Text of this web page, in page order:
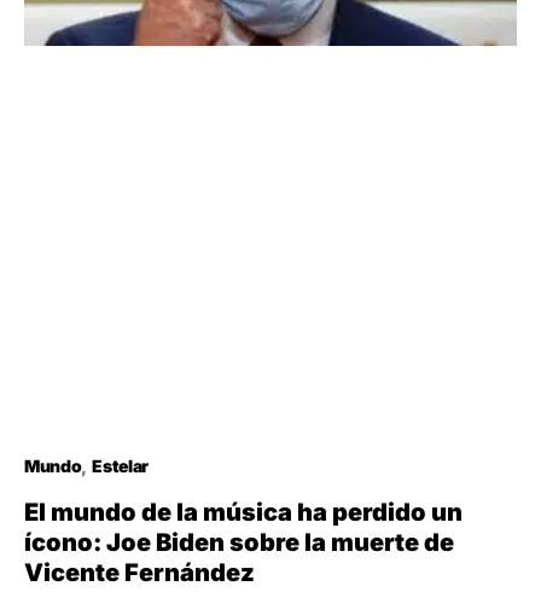
Mundo Estelar
El mundo de la música ha perdido un
ícono: Joe Biden sobre la muerte de
Vicente Fernández